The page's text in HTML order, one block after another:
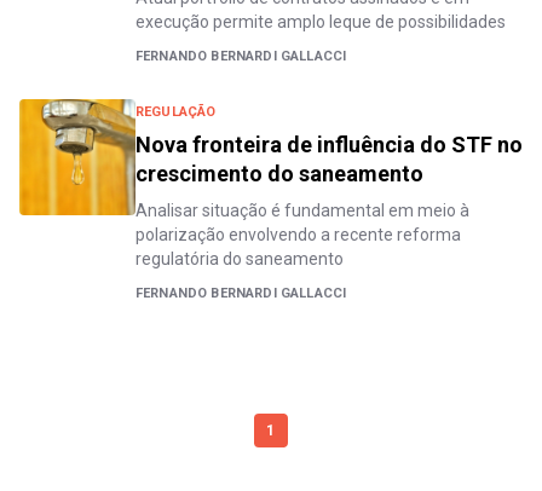
execução permite amplo leque de possibilidades
FERNANDO BERNARDI GALLACCI
REGULAÇÃO
Nova fronteira de influência do STF no
crescimento do saneamento
Analisar situação é fundamental em meio à
polarização envolvendo a recente reforma
regulatória do saneamento
FERNANDO BERNARDI GALLACCI
1